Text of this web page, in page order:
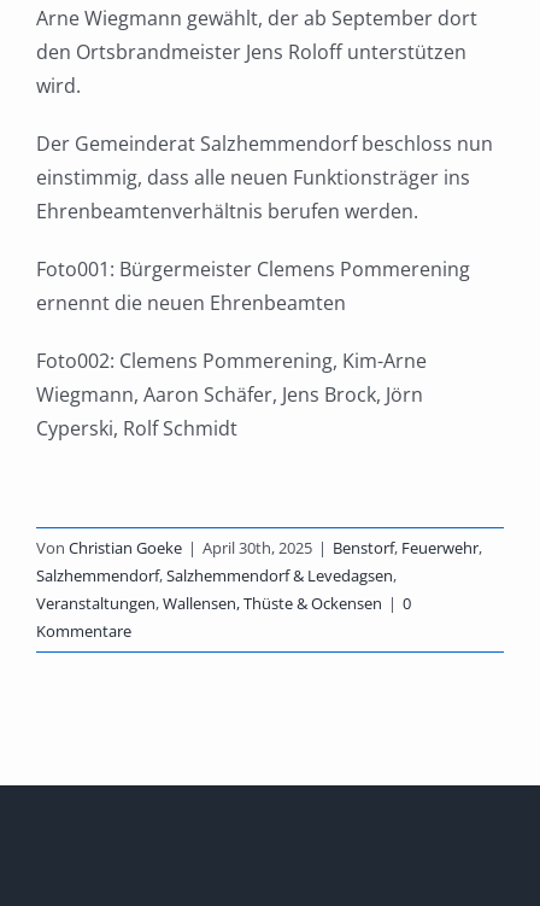
Arne Wiegmann gewählt, der ab September dort
den Ortsbrandmeister Jens Roloff unterstützen
wird.
Der Gemeinderat Salzhemmendorf beschloss nun
einstimmig, dass alle neuen Funktionsträger ins
Ehrenbeamtenverhältnis berufen werden.
Foto001: Bürgermeister Clemens Pommerening
ernennt die neuen Ehrenbeamten
Foto002: Clemens Pommerening, Kim-Arne
Wiegmann, Aaron Schäfer, Jens Brock, Jörn
Cyperski, Rolf Schmidt
Von Christian Goeke | April 30th, 2025 | Benstorf, Feuerwehr,
Salzhemmendorf,Salzhemmendorf & Levedagsen,
Veranstaltungen,Wallensen, Thüste & Ockensen | 0
Kommentare